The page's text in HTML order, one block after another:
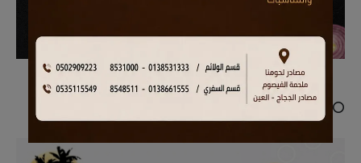
⭕ إعلان ترويجي..